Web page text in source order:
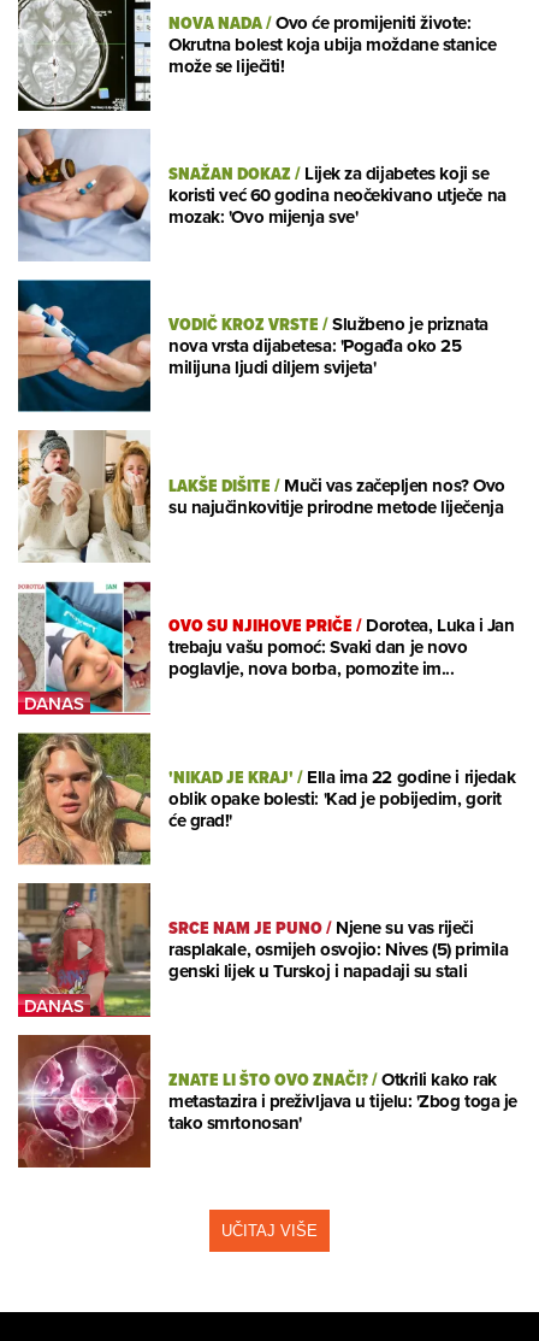
NOVA NADA/Ovo će promijeniti živote:
Okrutna bolest koja ubija moždane stanice
može se liječiti!
SNAŽAN DOKAZ/Lijek za dijabetes koji se
koristi već 60 godina neočekivano utječe na
mozak: 'Ovo mijenja sve'
VODIČ KROZ VRSTE/Službeno je priznata
nova vrsta dijabetesa: 'Pogađa oko 25
milijuna ljudi diljem svijeta'
LAKŠE DIŠITE/Muči vas začepljen nos? Ovo
su najučinkovitije prirodne metode liječenja
OVO SU NJIHOVE PRIČE/Dorotea, Luka i Jan
trebaju vašu pomoć: Svaki dan je novo
poglavlje, nova borba, pomozite im...
'NIKAD JE KRAJ'/Ella ima 22 godine i rijedak
oblik opake bolesti: 'Kad je pobijedim, gorit
će grad!'
SRCE NAM JE PUNO/Njene su vas riječi
rasplakale, osmijeh osvojio: Nives (5) primila
genski lijek u Turskoj i napadaji su stali
ZNATE LI ŠTO OVO ZNAČI?/Otkrili kako rak
metastazira i preživljava u tijelu: 'Zbog toga je
tako smrtonosan'
UČITAJ VIŠE